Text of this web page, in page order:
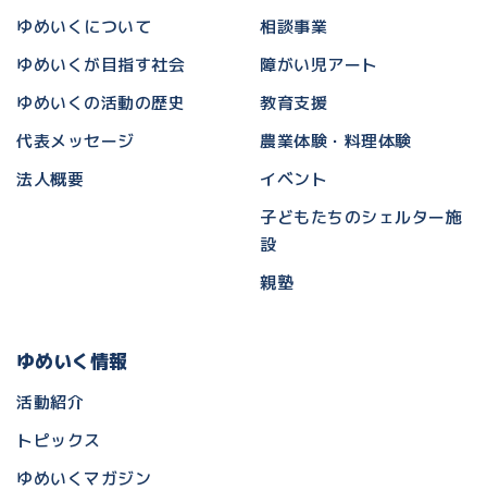
ゆめいくについて
ゆめいくが目指す社会
ゆめいくの活動の歴史
代表メッセージ
法人概要
相談事業
障がい児アート
教育支援
農業体験・料理体験
イベント
子どもたちのシェルター施
設
親塾
ゆめいく情報
活動紹介
トピックス
ゆめいくマガジン